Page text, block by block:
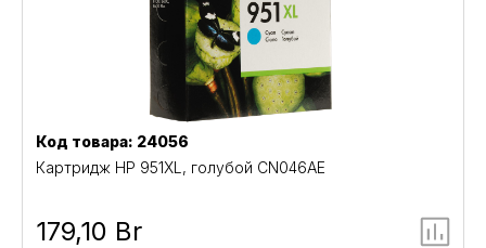
Код товара: 24056
Картридж HP 951XL, голубой CN046AE
179,10 Br